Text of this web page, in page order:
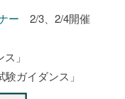
ー 2/3、2/4開催
」
ガイダンス」